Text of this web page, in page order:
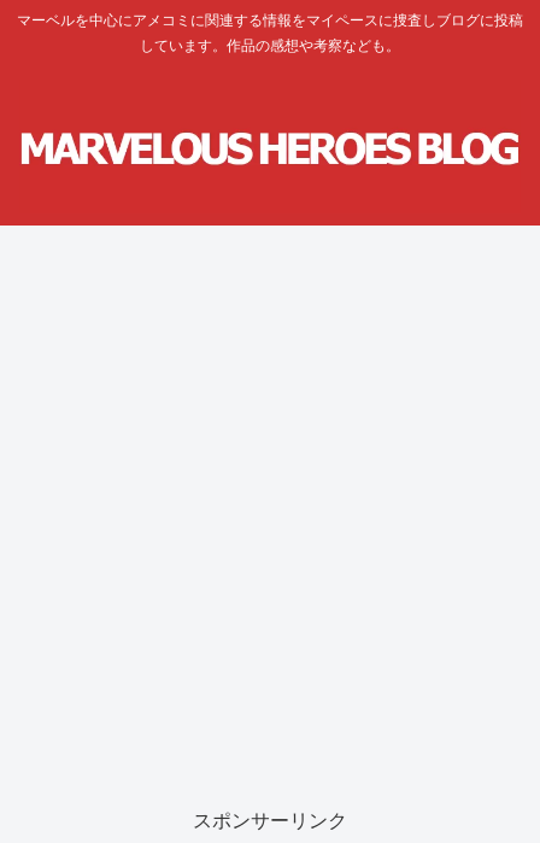
マーベルを中心にアメコミに関連する情報をマイペースに捜査しブログに投稿
しています。作品の感想や考察なども。
スポンサーリンク